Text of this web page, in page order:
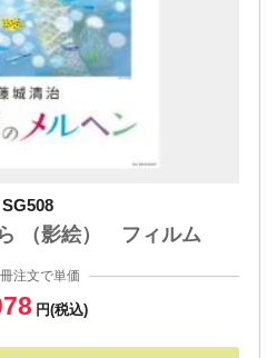
SG508
（影絵） フィルム
注文で単価
円(税込)